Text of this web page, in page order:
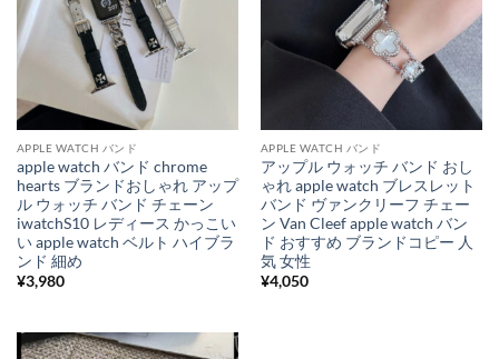
APPLE WATCH バンド
apple watch バンド chrome
hearts ブランドおしゃれ アップ
ル ウォッチ バンド チェーン
iwatchS10 レディース かっこい
い apple watch ベルト ハイブラ
ンド 細め
¥3,980
APPLE WATCH バンド
アップル ウォッチ バンド おし
ゃれ apple watch ブレスレット
バンド ヴァンクリーフ チェー
ン Van Cleef apple watch バン
ド おすすめ ブランドコピー 人
気 女性
¥4,050